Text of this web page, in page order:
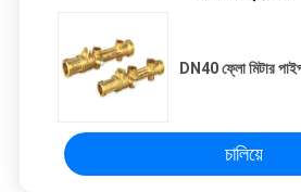
DN40 ফ্লো মিটার
চালিয়ে